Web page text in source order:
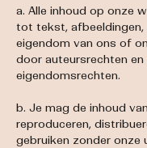
a. Alle inhoud op onze
tot tekst, afbeeldingen,
eigendom van ons of
door auteursrechten en
eigendomsrechten.
b. Je mag de inhoud
reproduceren,
gebruiken zonder onze